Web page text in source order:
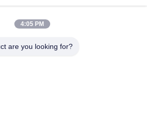
Ultrasoon diktemeter
4:05 PM
are you looking for?